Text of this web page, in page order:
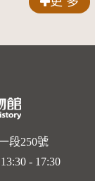
段250號
- 17:30